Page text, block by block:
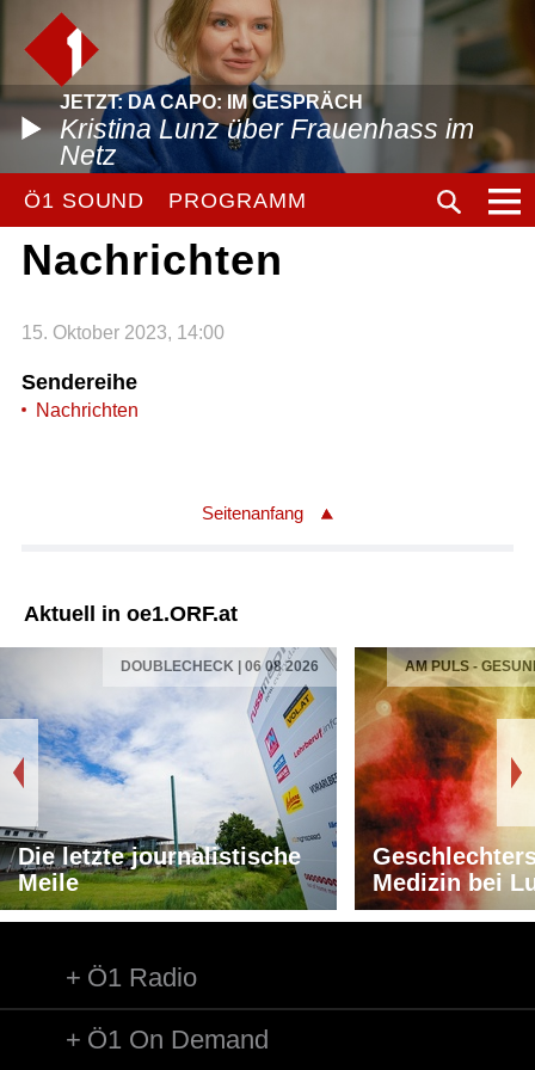
JETZT: DA CAPO: IM GESPRÄCH
Kristina Lunz über Frauenhass im
Netz
Ö1 SOUND PROGRAMM
Nachrichten
15. Oktober 2023, 14:00
Sendereihe
Nachrichten
Seitenanfang
Aktuell in oe1.ORF.at
DOUBLECHECK | 06 08 2026
Die letzte journalistische
Meile
AM PULS -
Medizin bei
Ö1 Radio
Ö1 On Demand